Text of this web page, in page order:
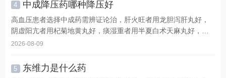
4 中成降压药哪种降压好
高血压患者选择中成药需辨证论治，肝火旺者用龙胆泻肝丸好，
阴虚阳亢者用杞菊地黄丸好，痰湿重者用半夏白术天麻丸好，血
瘀...
2026-08-09
5 东维力是什么药